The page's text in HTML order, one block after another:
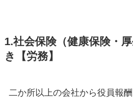
1.社会保険（健康保険・
き【労務】
二か所以上の会社から役員報